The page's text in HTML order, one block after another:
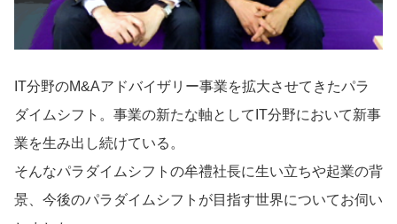
Startup Magazine
IT分野のM&Aアドバイザリー事業を拡大させてきたパラ
ダイムシフト。事業の新たな軸としてIT分野において新事
業を生み出し続けている。
そんなパラダイムシフトの牟禮社長に生い立ちや起業の背
景、今後のパラダイムシフトが目指す世界についてお伺い